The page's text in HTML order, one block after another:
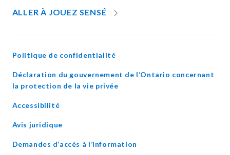
ALLER À JOUEZ SENSÉ
NEW
Politique de confidentialité
Déclaration du gouvernement de l’Ontario concernant
la protection de la vie privéeopens
Accessibilité
Avis juridique
Demandes d’accès à l’information